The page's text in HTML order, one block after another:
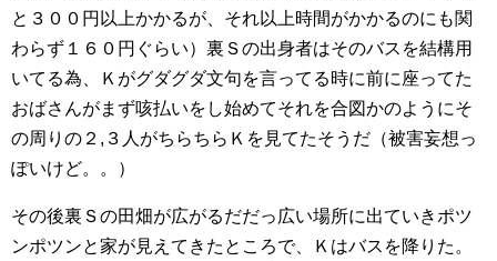
と３００円以上かかるが、それ以上時間がかかるのにも関
わらず１６０円ぐらい）裏Ｓの出身者はそのバスを結構用
いてる為、Ｋがグダグダ文句を言ってる時に前に座ってた
おばさんがまず咳払いをし始めてそれを合図かのようにそ
の周りの２,３人がちらちらＫを見てたそうだ（被害妄想っ
ぽいけど。。）
その後裏Ｓの田畑が広がるだだっ広い場所に出ていきポツ
ンポツンと家が見えてきたところで、Ｋはバスを降りた。